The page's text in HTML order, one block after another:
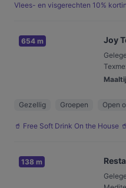
Vlees- en visgerechten 10%
654 m Joy
Gezellig Groepen Open
🥤 Free Soft Drink On the House 🥤
138 m